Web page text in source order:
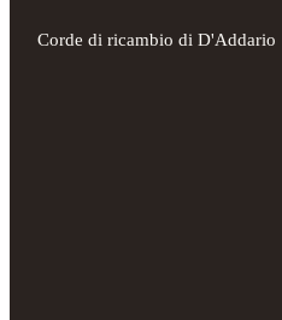
Corde di ricambio di D'Addario